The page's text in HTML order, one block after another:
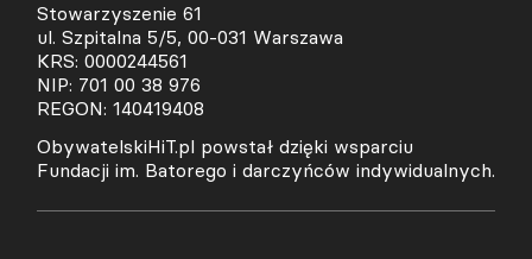
Stowarzyszenie 61
ul. Szpitalna 5/5, 00-031 Warszawa
KRS: 0000244561
NIP: 701 00 38 976
REGON: 140419408
ObywatelskiHiT.pl powstał dzięki wsparciu
Fundacji im. Batorego i darczyńców indywidualnych.